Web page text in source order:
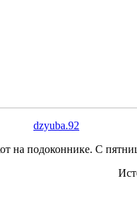
dzyuba.92
на подоконнике. С